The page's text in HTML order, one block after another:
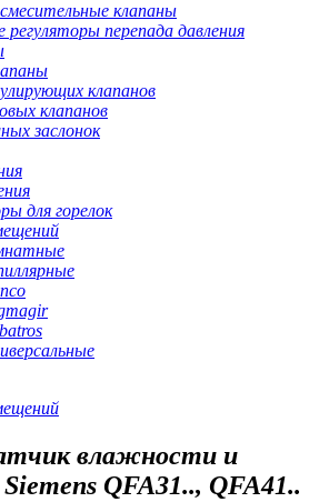
клапаны
перепада давления
клапанов
клапанов
заслонок
для горелок
влажности и
QFA31.., QFA41..